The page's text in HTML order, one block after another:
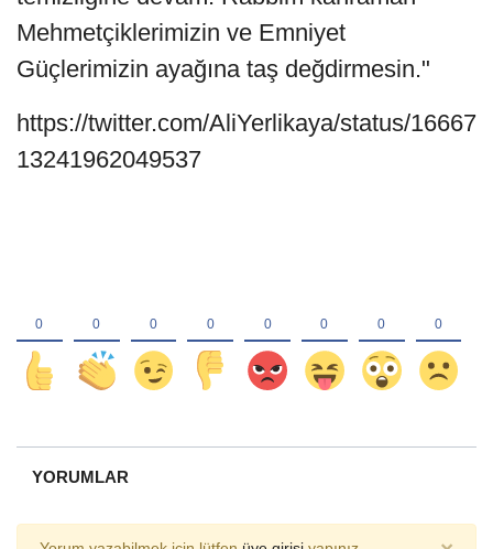
Mehmetçiklerimizin ve Emniyet
Güçlerimizin ayağına taş değdirmesin."
https://twitter.com/AliYerlikaya/status/16667
13241962049537
YORUMLAR